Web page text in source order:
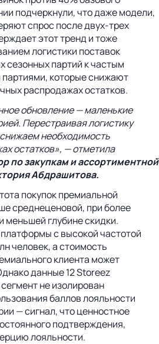
подчеркнули, что даже модели,
спрос после двух-трех
этот тренд и тоже
логистики поставок
сезонных партий к частым
которые снижают
распродажах остатков.
обновление — маленькие
Перестраивая логистику
необходимость
остатков», — отметила
по закупкам и ассортиментной
Абдрашитова.
покупок премиальной
среднеценовой, при более
меньшей глубине скидки.
с высокой частотой
человек, а стоимость
клиента может
данные 12 Storeez
не изолирован
баллов лояльности
— сигнал, что ценностное
подтверждения,
лояльности.